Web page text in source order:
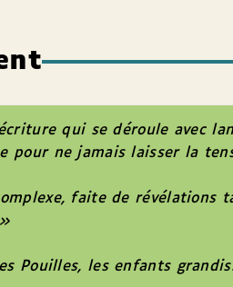
qui se déroule avec
pour ne jamais laisser la
faite de révélations
Pouilles, les enfants